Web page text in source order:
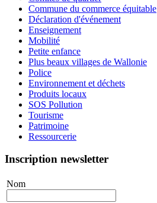
Commune du commerce équitable
Déclaration d'événement
Enseignement
Mobilité
Petite enfance
Plus beaux villages de Wallonie
Police
Environnement et déchets
Produits locaux
SOS Pollution
Tourisme
Patrimoine
Ressourcerie
Inscription newsletter
Nom